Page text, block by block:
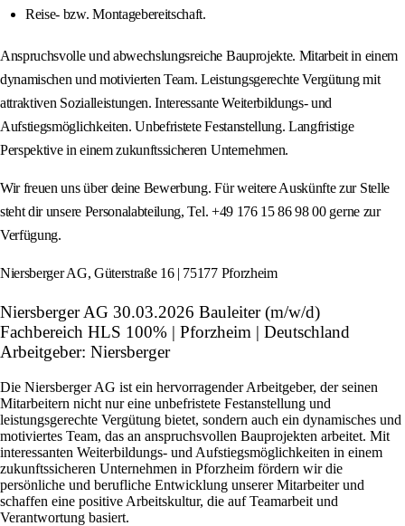
Reise‑ bzw. Montagebereitschaft.
Anspruchsvolle und abwechslungsreiche Bauprojekte. Mitarbeit in einem
dynamischen und motivierten Team. Leistungsgerechte Vergütung mit
attraktiven Sozialleistungen. Interessante Weiterbildungs‑ und
Aufstiegsmöglichkeiten. Unbefristete Festanstellung. Langfristige
Perspektive in einem zukunftssicheren Unternehmen.
Wir freuen uns über deine Bewerbung. Für weitere Auskünfte zur Stelle
steht dir unsere Personalabteilung, Tel. +49 176 15 86 98 00 gerne zur
Verfügung.
Niersberger AG, Güterstraße 16 | 75177 Pforzheim
Niersberger AG 30.03.2026 Bauleiter (m/w/d)
Fachbereich HLS 100% | Pforzheim | Deutschland
Arbeitgeber: Niersberger
Die Niersberger AG ist ein hervorragender Arbeitgeber, der seinen
Mitarbeitern nicht nur eine unbefristete Festanstellung und
leistungsgerechte Vergütung bietet, sondern auch ein dynamisches und
motiviertes Team, das an anspruchsvollen Bauprojekten arbeitet. Mit
interessanten Weiterbildungs- und Aufstiegsmöglichkeiten in einem
zukunftssicheren Unternehmen in Pforzheim fördern wir die
persönliche und berufliche Entwicklung unserer Mitarbeiter und
schaffen eine positive Arbeitskultur, die auf Teamarbeit und
Verantwortung basiert.